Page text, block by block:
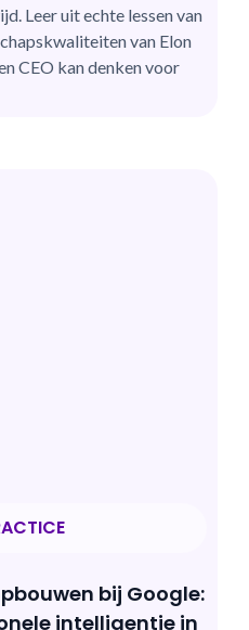
Leer uit echte lessen van
van Elon
CEO kan denken voor
bij Google:
intelligentie in